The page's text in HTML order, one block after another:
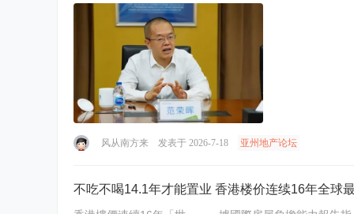
风从南方来 发表于 2026-7-18 亚州地产论坛
不吃不喝14.1年才能置业 香港楼价连续16年全球